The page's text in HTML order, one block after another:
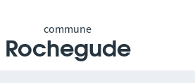
commune
Rochegude